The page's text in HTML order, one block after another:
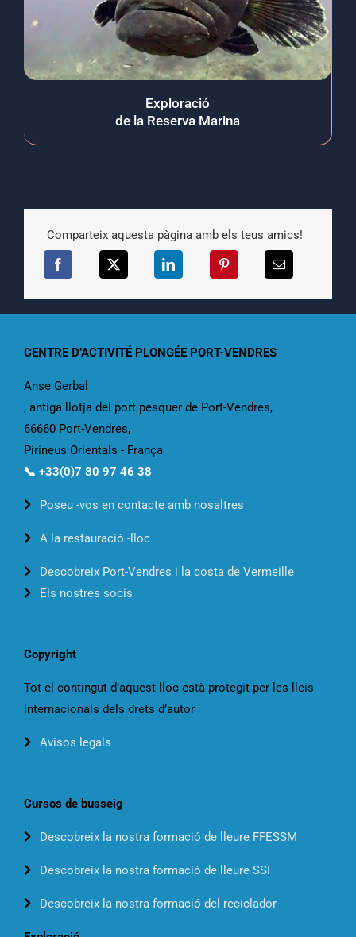
Exploració
de la Reserva Marina
Comparteix aquesta pàgina amb els teus amics!
CENTRE D’ACTIVITÉ PLONGÉE PORT-VENDRES
Anse Gerbal
, antiga llotja del port pesquer de Port-Vendres,
66660 Port-Vendres,
Pirineus Orientals - França
📞 +33(0)7 80 97 46 38
Poseu -vos en contacte amb nosaltres
A la restauració -lloc
Descobreix Port-Vendres i la costa de Vermeille
Els nostres socis
Copyright
Tot el contingut d’aquest lloc està protegit per les lleis
internacionals dels drets d’autor
Avisos legals
Cursos de busseig
Descobreix la nostra formació de lleure FFESSM
Descobreix la nostra formació de lleure SSI
Descobreix la nostra formació del reciclador